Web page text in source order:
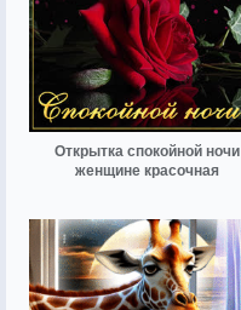
Открытка спокойной ночи
женщине красочная